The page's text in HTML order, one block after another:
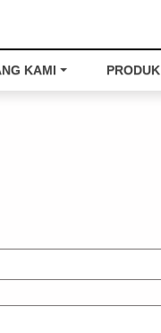
KAMI PRODUK